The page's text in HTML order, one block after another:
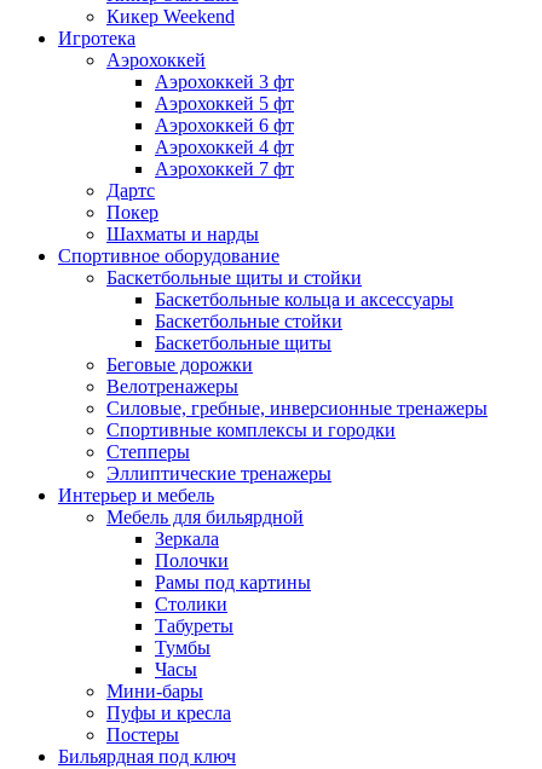
Кикер Weekend
Игротека
Аэрохоккей
Аэрохоккей 3 фт
Аэрохоккей 5 фт
Аэрохоккей 6 фт
Аэрохоккей 4 фт
Аэрохоккей 7 фт
Дартс
Покер
Шахматы и нарды
Спортивное оборудование
Баскетбольные щиты и стойки
Баскетбольные кольца и аксессуары
Баскетбольные стойки
Баскетбольные щиты
Беговые дорожки
Велотренажеры
Силовые, гребные, инверсионные тренажеры
Спортивные комплексы и городки
Степперы
Эллиптические тренажеры
Интерьер и мебель
Мебель для бильярдной
Зеркала
Полочки
Рамы под картины
Столики
Табуреты
Тумбы
Часы
Мини-бары
Пуфы и кресла
Постеры
Бильярдная под ключ